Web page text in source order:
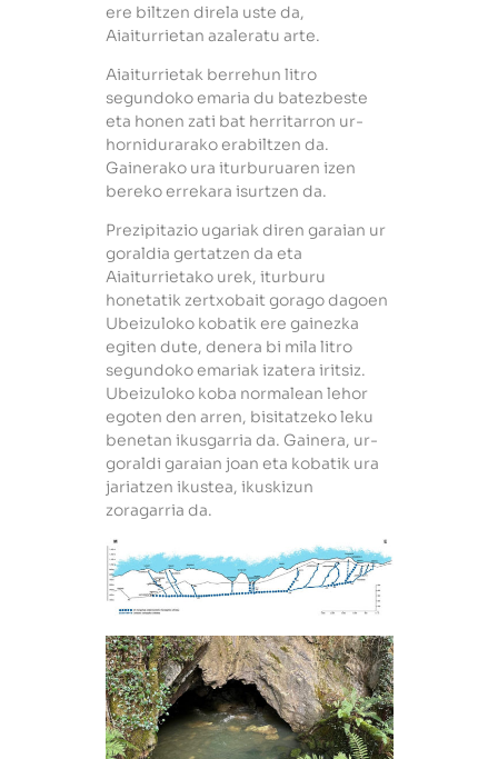
ere biltzen direla uste da,
Aiaiturrietan azaleratu arte.
Aiaiturrietak berrehun litro
segundoko emaria du batezbeste
eta honen zati bat herritarron ur-
hornidurarako erabiltzen da.
Gainerako ura iturburuaren izen
bereko errekara isurtzen da.
Prezipitazio ugariak diren garaian ur
goraldia gertatzen da eta
Aiaiturrietako urek, iturburu
honetatik zertxobait gorago dagoen
Ubeizuloko kobatik ere gainezka
egiten dute, denera bi mila litro
segundoko emariak izatera iritsiz.
Ubeizuloko koba normalean lehor
egoten den arren, bisitatzeko leku
benetan ikusgarria da. Gainera, ur-
goraldi garaian joan eta kobatik ura
jariatzen ikustea, ikuskizun
zoragarria da.